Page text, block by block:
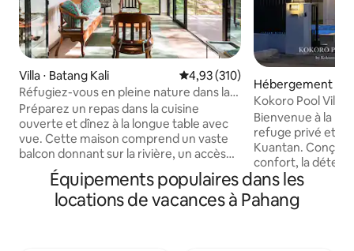
Villa ⋅ Batang Kali Évaluation moyenne sur la
4,93 (310)
Réfugiez-vous en pleine nature dans la
villa idyllique Ijo
Préparez un repas dans la cuisine
ouverte et dînez à la longue table avec
vue. Cette maison comprend un vaste
balcon donnant sur la rivière, un accès
aux sentiers de randonnée forestiers et
à la rivière, une cour avec des jardins en
contrebas et un plan ouvert créant un
Hébergement ⋅
Kokoro Pool Villa
Kuantan
Bienvenue à la
refuge privé et
Kuantan. Conçue
confort, la
importantes,
pied est parfaite
amis. Que vous planifiiez des vacances
Équipements populaires dans les
locations de vacances à Pahang